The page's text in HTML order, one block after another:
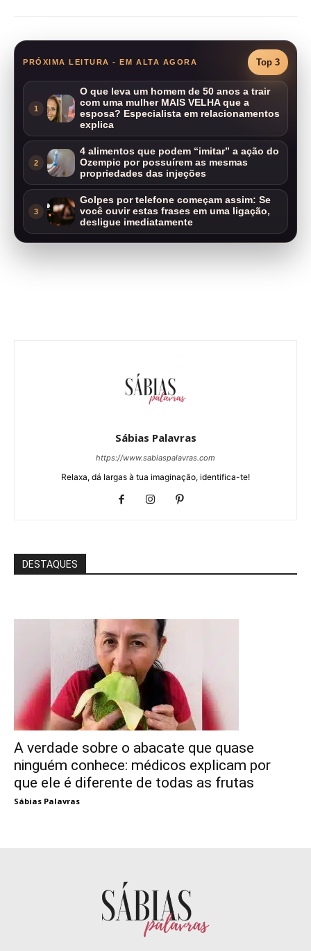
PRÓXIMA LEITURA - EM ALTA AGORA Top 3
1
O que leva um homem de 50 anos a trair
com uma mulher MAIS VELHA que a
esposa? Especialista em relacionamentos
explica
2
4 alimentos que podem “imitar” a ação do
Ozempic por possuírem as mesmas
propriedades das injeções
3
Golpes por telefone começam assim: Se
você ouvir estas frases em uma ligação,
desligue imediatamente
Sábias Palavras
https://www.sabiaspalavras.com
Relaxa, dá largas à tua imaginação, identifica-te!
DESTAQUES
A verdade sobre o abacate que quase
ninguém conhece: médicos explicam por
que ele é diferente de todas as frutas
Sábias Palavras